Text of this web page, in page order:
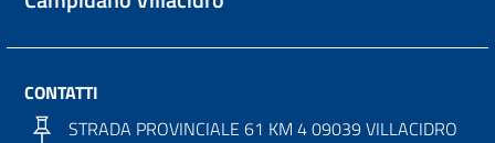
CONTATTI
STRADA PROVINCIALE 61 KM 4 09039 VILLACIDRO